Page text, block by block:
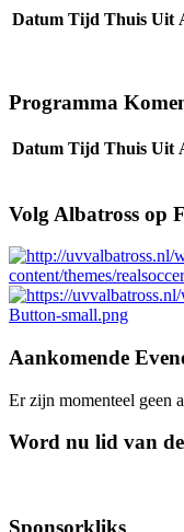
Datum Tijd Thuis Uit
Programma
Datum Tijd Thuis Uit
Volg Albatross op
Aankomende
Er zijn momenteel geen
Word nu lid van de
Sponsorkliks